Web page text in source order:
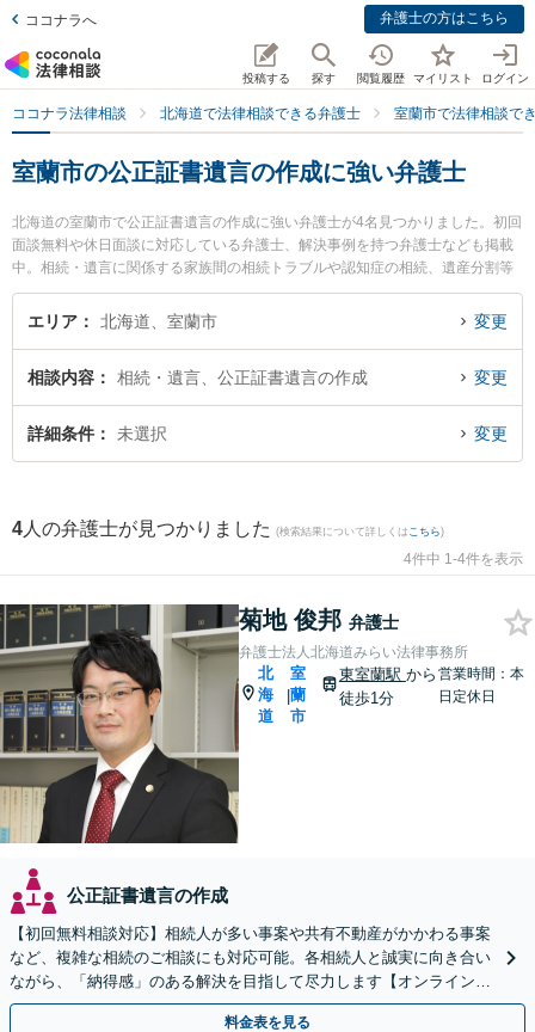
ココナラへ 弁護士の方はこちら
投稿する 探す 閲覧履歴 マイリスト ログイン
ココナラ法律相談 北海道で法律相談できる弁護士 室蘭市で法律相談で
室蘭市の公正証書遺言の作成に強い弁護士
北海道の室蘭市で公正証書遺言の作成に強い弁護士が4名見つかりました。初回
面談無料や休日面談に対応している弁護士、解決事例を持つ弁護士なども掲載
中。相続・遺言に関係する家族間の相続トラブルや認知症の相続、遺産分割等
の細かな分野での絞り込み検索もでき便利です。特に弁護士法人北海道みらい
法律事務所の菊地 俊邦弁護士や池田翔一法律事務所の池田 翔一弁護士、弁護士
遺言の作成のトラブルを今すぐに弁護士に相談したい』『公正証書遺言の作成
のトラブル解決の実績豊富な近くの弁護士を検索したい』『初回相談無料で公
正証書遺言の作成を法律相談できる室蘭市内の弁護士に相談予約したい』など
エリア 北海道、室蘭市 変更
相談内容 相続・遺言、公正証書遺言の作成 変更
詳細条件 未選択 変更
4 人の弁護士が見つかりました (検索結果について詳しくは こちら)
4件中 1-4件を表示
菊地 俊邦 弁護士
弁護士法人北海道みらい法律事務所
北
海
道
|
室
蘭
市
東室蘭駅 から
徒歩1分
営業時間：本
日定休日
公正証書遺言の作成
【初回無料相談対応】相続人が多い事案や共有不動産がかかわる事案
など、複雑な相続のご相談にも対応可能。各相続人と誠実に向き合い
ながら、「納得感」のある解決を目指して尽力します【オンライン面
談可】【完全個室で相談可】【東室蘭駅1分】
料金表を見る